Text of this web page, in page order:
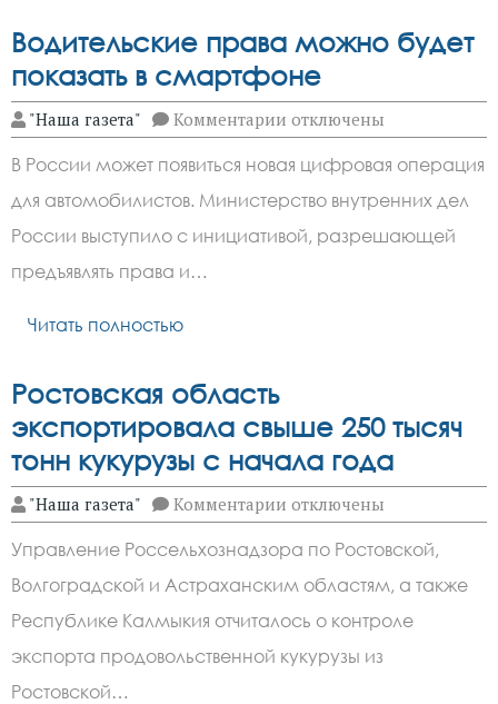
господдержки
Водительские права можно будет
показать в смартфоне
"Наша газета" Комментарии к
записи
Водительские
права
можно
будет
показать
в
отключены
В России может появиться новая цифровая операция
для автомобилистов. Министерство внутренних дел
России выступило с инициативой, разрешающей
предъявлять права и…
Читать полностью
Ростовская область
экспортировала свыше 250 тысяч
тонн кукурузы с начала года
"Наша газета" Комментарии к
записи
Ростовская
область
экспортировала
свыше
250
тысяч
тонн
кукурузы
отключены
Управление Россельхознадзора по Ростовской,
Волгоградской и Астраханским областям, а также
Республике Калмыкия отчиталось о контроле
экспорта продовольственной кукурузы из
Ростовской…